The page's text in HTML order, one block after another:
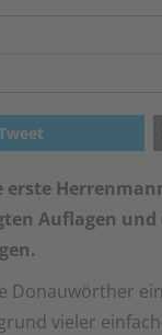
Auflagen und
Donauwörther
vieler